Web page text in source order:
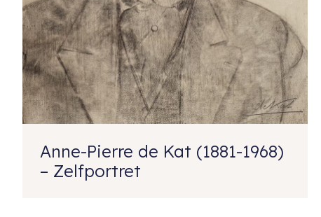
Anne-Pierre de Kat (1881-1968)
– Zelfportret